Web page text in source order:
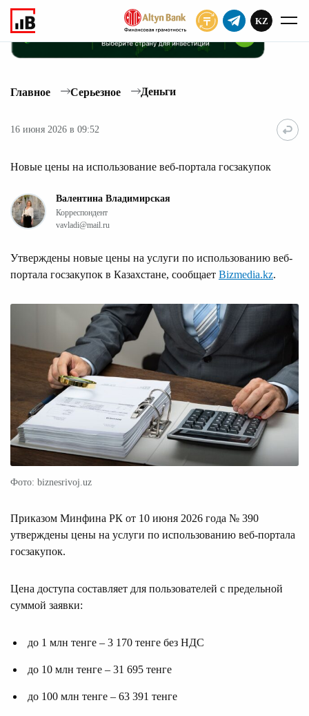
KZ
Главное Серьезное Деньги
16 июня 2026 в 09:52
Новые цены на использование веб-портала госзакупок
Валентина Владимирская
Корреспондент
vavladi@mail.ru
Утверждены новые цены на услуги по использованию веб-
портала госзакупок в Казахстане, сообщает Bizmedia.kz.
Фото: biznesrivoj.uz
Приказом Минфина РК от 10 июня 2026 года № 390
утверждены цены на услуги по использованию веб-портала
госзакупок.
Цена доступа составляет для пользователей с предельной
суммой заявки:
до 1 млн тенге – 3 170 тенге без НДС
до 10 млн тенге – 31 695 тенге
до 100 млн тенге – 63 391 тенге